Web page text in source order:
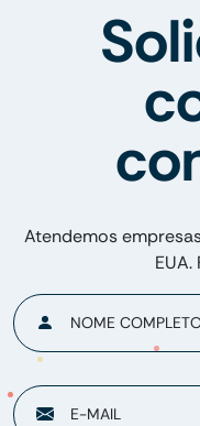
Atendemos
NOME
E-MAIL